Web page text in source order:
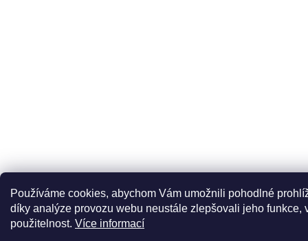
Používáme cookies, abychom Vám umožnili pohodlné
díky analýze provozu webu neustále zlepšovali jeho funkce,
použitelnost. Více informací